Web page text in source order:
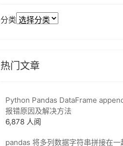
分类
热门文章
Python Pandas DataFrame
报错原因及解决方法
6,878 人阅
pandas 将多列数据字符串拼接在一